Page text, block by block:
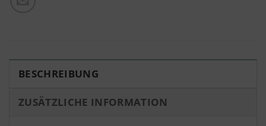
BESCHREIBUNG
ZUSÄTZLICHE INFORMATION